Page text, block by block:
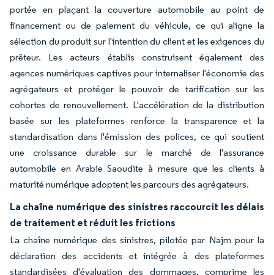
portée en plaçant la couverture automobile au point de
financement ou de paiement du véhicule, ce qui aligne la
sélection du produit sur l'intention du client et les exigences du
prêteur. Les acteurs établis construisent également des
agences numériques captives pour internaliser l'économie des
agrégateurs et protéger le pouvoir de tarification sur les
cohortes de renouvellement. L'accélération de la distribution
basée sur les plateformes renforce la transparence et la
standardisation dans l'émission des polices, ce qui soutient
une croissance durable sur le marché de l'assurance
automobile en Arabie Saoudite à mesure que les clients à
maturité numérique adoptent les parcours des agrégateurs.
La chaîne numérique des sinistres raccourcit les délais
de traitement et réduit les frictions
La chaîne numérique des sinistres, pilotée par Najm pour la
déclaration des accidents et intégrée à des plateformes
standardisées d'évaluation des dommages, comprime les